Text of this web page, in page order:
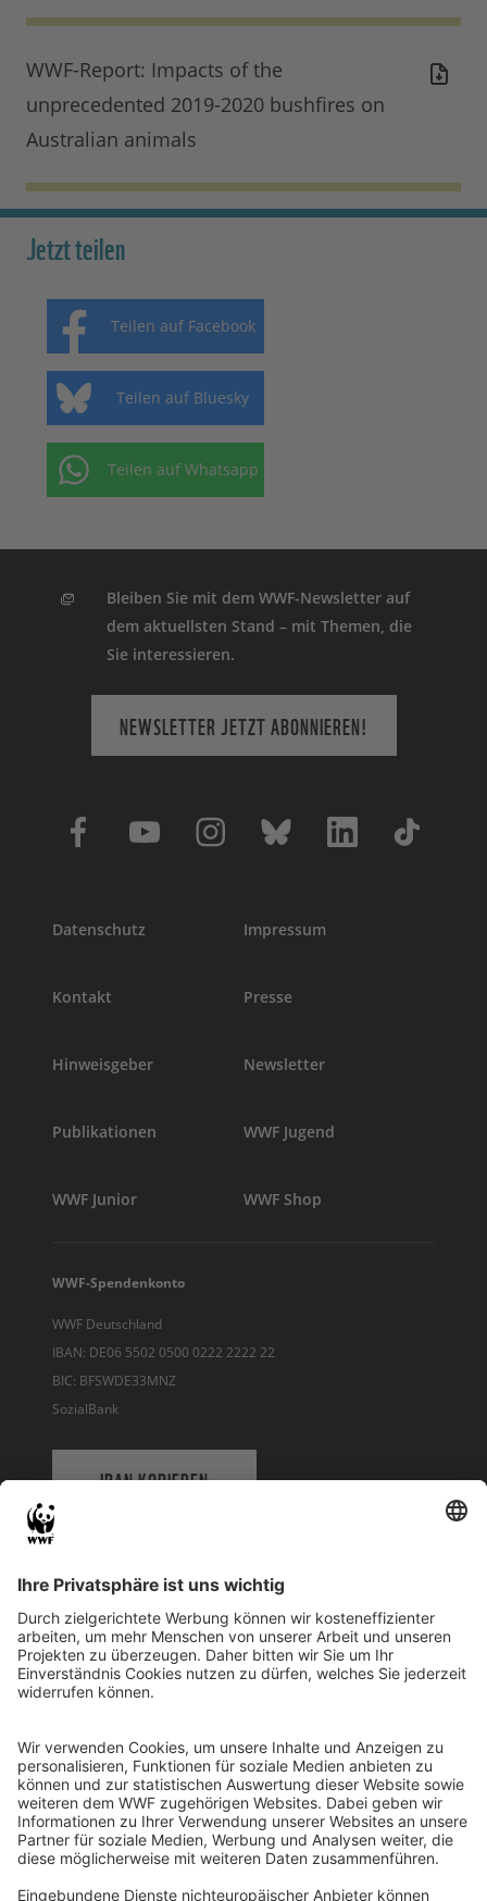
WWF-Report: Impacts of the
unprecedented 2019-2020 bushfires on
Australian animals
Jetzt teilen
Teilen auf Facebook
Teilen auf Bluesky
Teilen auf Whatsapp
Bleiben Sie mit dem WWF-Newsletter auf
dem aktuellsten Stand – mit Themen, die
Sie interessieren.
NEWSLETTER JETZT ABONNIEREN!
Datenschutz Impressum
Kontakt Presse
Hinweisgeber Newsletter
Publikationen WWF Jugend
WWF Junior WWF Shop
WWF-Spendenkonto
WWF Deutschland
IBAN: DE06 5502 0500 0222 2222 22
BIC: BFSWDE33MNZ
SozialBank
IBAN KOPIEREN
WWF Deutschland
Reinhardtstr. 18
10117 Berlin
Ihre Spende kann steuerlich geltend gemacht werden
Registriert als Stiftung WWF Deutschland, Senatsverwaltung für
Justiz Berlin, Az: 3416/976/2
Umsatzsteuer-Identifikationsnummer: DE 114236103
Freistellungsbescheid: Als gemeinnützige Körperschaft befreit